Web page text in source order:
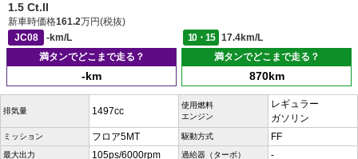
1.5 Ct.II
新車時価格161.2万円(税抜)
JC08
-km/L 10・15
17.4km/L
満タンでどこまで走る？
-km
満タンでどこまで走る？
870km
排気量 1497cc
使用燃料
エンジン
レギュラー
ガソリン
ミッション フロア5MT 駆動方式 FF
最大出力 105ps/6000rpm 過給器（ターボ） -